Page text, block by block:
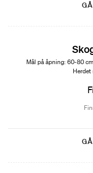
Mål på åpning: 60-80
Herdet